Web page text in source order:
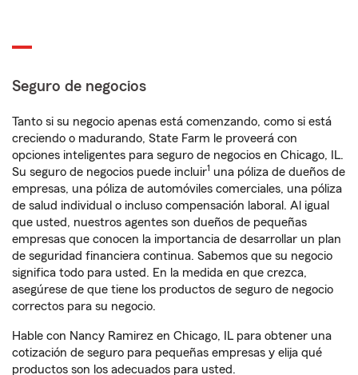
Seguro de negocios
Tanto si su negocio apenas está comenzando, como si está
creciendo o madurando, State Farm le proveerá con
opciones inteligentes para seguro de negocios en Chicago, IL.
Su seguro de negocios puede incluir1 una póliza de dueños de
empresas, una póliza de automóviles comerciales, una póliza
de salud individual o incluso compensación laboral. Al igual
que usted, nuestros agentes son dueños de pequeñas
empresas que conocen la importancia de desarrollar un plan
de seguridad financiera continua. Sabemos que su negocio
significa todo para usted. En la medida en que crezca,
asegúrese de que tiene los productos de seguro de negocio
correctos para su negocio.
Hable con Nancy Ramirez en Chicago, IL para obtener una
cotización de seguro para pequeñas empresas y elija qué
productos son los adecuados para usted.